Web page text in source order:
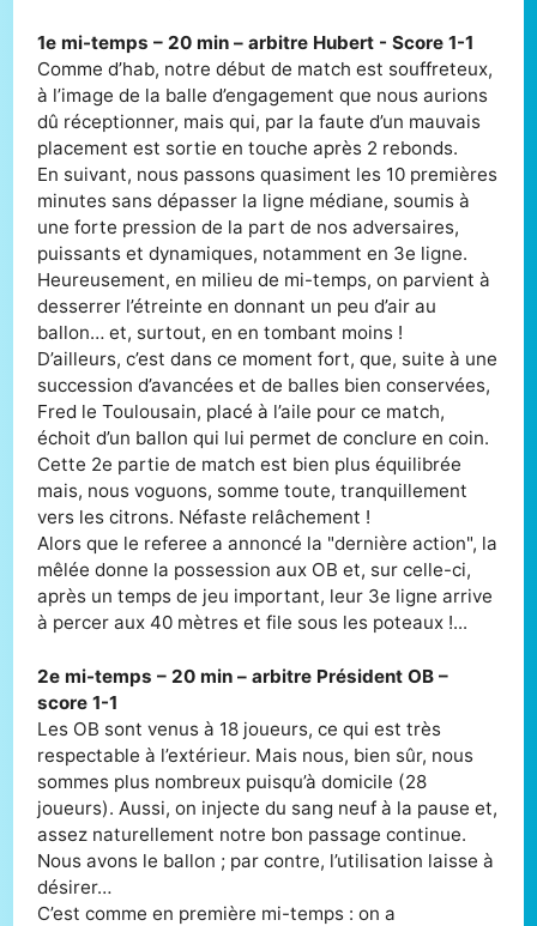
1e mi-temps – 20 min – arbitre Hubert - Score 1-1
Comme d’hab, notre début de match est souffreteux,
à l’image de la balle d’engagement que nous aurions
dû réceptionner, mais qui, par la faute d’un mauvais
placement est sortie en touche après 2 rebonds.
En suivant, nous passons quasiment les 10 premières
minutes sans dépasser la ligne médiane, soumis à
une forte pression de la part de nos adversaires,
puissants et dynamiques, notamment en 3e ligne.
Heureusement, en milieu de mi-temps, on parvient à
desserrer l’étreinte en donnant un peu d’air au
ballon… et, surtout, en en tombant moins !
D’ailleurs, c’est dans ce moment fort, que, suite à une
succession d’avancées et de balles bien conservées,
Fred le Toulousain, placé à l’aile pour ce match,
échoit d’un ballon qui lui permet de conclure en coin.
Cette 2e partie de match est bien plus équilibrée
mais, nous voguons, somme toute, tranquillement
vers les citrons. Néfaste relâchement !
Alors que le referee a annoncé la "dernière action", la
mêlée donne la possession aux OB et, sur celle-ci,
après un temps de jeu important, leur 3e ligne arrive
à percer aux 40 mètres et file sous les poteaux !...
2e mi-temps – 20 min – arbitre Président OB –
score 1-1
Les OB sont venus à 18 joueurs, ce qui est très
respectable à l’extérieur. Mais nous, bien sûr, nous
sommes plus nombreux puisqu’à domicile (28
joueurs). Aussi, on injecte du sang neuf à la pause et,
assez naturellement notre bon passage continue.
Nous avons le ballon ; par contre, l’utilisation laisse à
désirer…
C’est comme en première mi-temps : on a